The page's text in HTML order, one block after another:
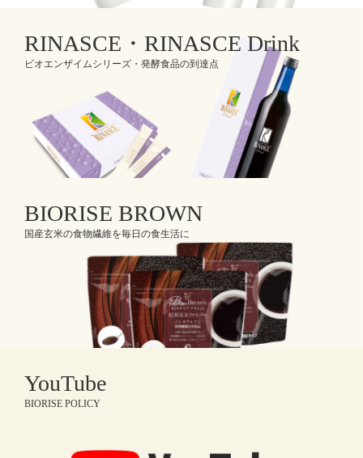
RINASCE・RINASCE Drink
ビオエンザイムシリーズ・発酵食品の到達点
BIORISE BROWN
国産玄米の食物繊維を毎日の食生活に
YouTube
BIORISE POLICY